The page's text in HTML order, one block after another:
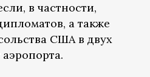
в частности,
а также
США в двух